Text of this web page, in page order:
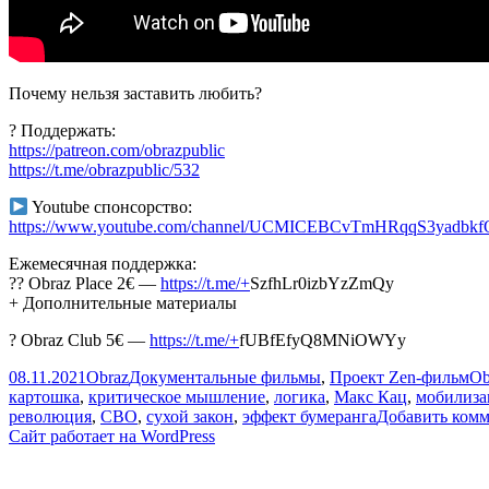
Почему нельзя заставить любить?
? Поддержать:
https://patreon.com/obrazpublic
https://t.me/obrazpublic/532
Youtube спонсорство:
https://www.youtube.com/channel/
Ежемесячная поддержка:
?‍? Obraz Place 2€ — https://t.me/+SzfhLr0izbYzZmQy
+ Дополнительные материалы
? Obraz Club 5€ — https://t.me/+fUBfEfyQ8MNiOWYy
Опубликовано
08.11.2021Автор
ObrazРубрики
Документальные фильмы, Проект Zen-фильм
картошка, критическое мышление, логика, Макс Кац,
революция, СВО, сухой закон, эффект бумерангаДобавить
Сайт работает на WordPress